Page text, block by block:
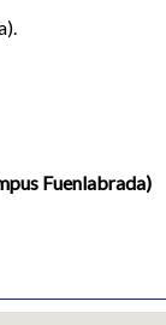
Fuenlabrada)